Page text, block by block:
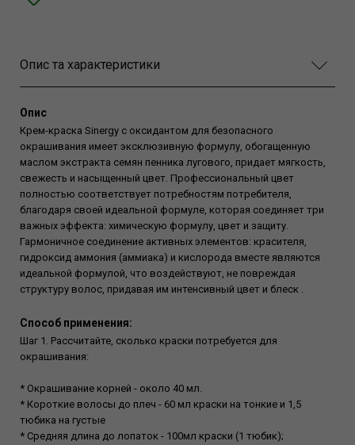
Опис та характеристики
Опис
Крем-краска Sinergy с оксидантом для безопасного
окрашивания имеет эксклюзивную формулу, обогащенную
маслом экстракта семян пенника лугового, придает мягкость,
свежесть и насыщенный цвет. Профессиональный цвет
полностью соответствует потребностям потребителя,
благодаря своей идеальной формуле, которая соединяет три
важных эффекта: химическую формулу, цвет и защиту.
Гармоничное соединение активных элементов: красителя,
гидроксид аммония (аммиака) и кислорода вместе являются
идеальной формулой, что воздействуют, не повреждая
структуру волос, придавая им интенсивный цвет и блеск .
Способ применения:
Шаг 1. Рассчитайте, сколько краски потребуется для
окрашивания:
* Окрашивание корней - около 40 мл.
* Короткие волосы до плеч - 60 мл краски на тонкие и 1,5
тюбика на густые
* Средняя длина до лопаток - 100мл краски (1 тюбик);